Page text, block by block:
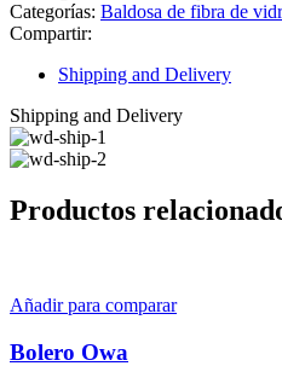
Categorías: Baldosa de fibra de
Compartir:
Shipping and Delivery
Shipping and Delivery
Productos
Añadir para comparar
Bolero Owa